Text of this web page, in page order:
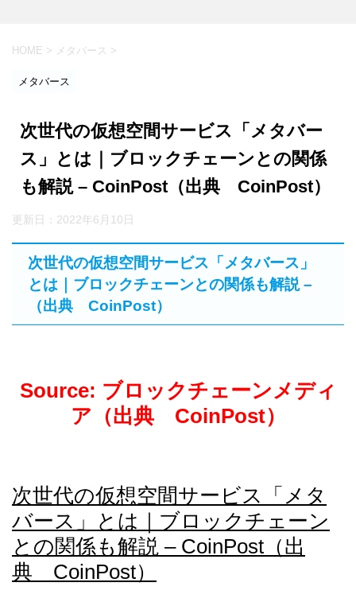
HOME > メタバース >
メタバース
次世代の仮想空間サービス「メタバー
ス」とは｜ブロックチェーンとの関係
も解説 – CoinPost（出典 CoinPost）
更新日： 2022年6月10日
次世代の仮想空間サービス「メタバース」
とは｜ブロックチェーンとの関係も解説 –
（出典 CoinPost）
Source: ブロックチェーンメディ
ア（出典 CoinPost）
次世代の仮想空間サービス「メタ
バース」とは｜ブロックチェーン
との関係も解説 – CoinPost（出
典 CoinPost）